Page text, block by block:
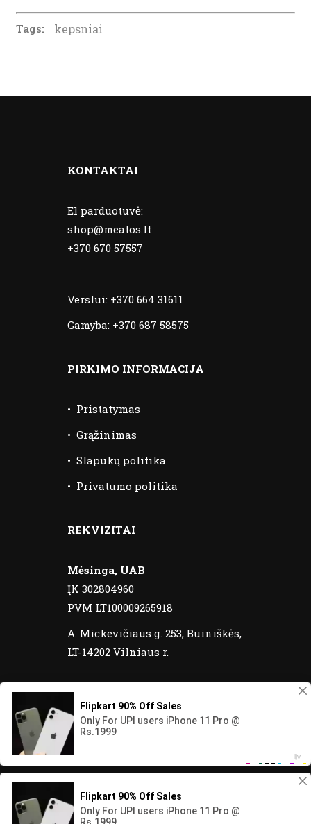
Tags: kepsniai
KONTAKTAI
El parduotuvė:
shop@meatos.lt
+370 670 57557
Verslui: +370 664 31611
Gamyba: +370 687 58575
PIRKIMO INFORMACIJA
• Pristatymas
• Grąžinimas
• Slapukų politika
• Privatumo politika
REKVIZITAI
Mėsinga, UAB
ĮK 302804960
PVM LT100009265918
A. Mickevičiaus g. 253, Buiniškės,
LT-14202 Vilniaus r.
© 2020 Meatos yra registruotas prekinis
ženklas. Visos teisės saugomos.